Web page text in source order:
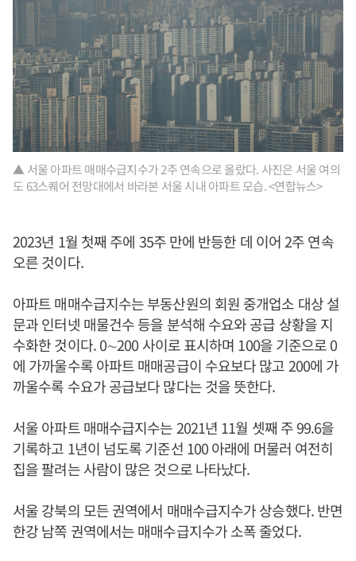
▲ 서울 아파트 매매수급지수가 2주 연속으로 올랐다. 사진은 서울 여의
도 63스퀘어 전망대에서 바라본 서울 시내 아파트 모습. <연합뉴스>
2023년 1월 첫째 주에 35주 만에 반등한 데 이어 2주 연속
오른 것이다.
아파트 매매수급지수는 부동산원의 회원 중개업소 대상 설
문과 인터넷 매물건수 등을 분석해 수요와 공급 상황을 지
수화한 것이다. 0∼200 사이로 표시하며 100을 기준으로 0
에 가까울수록 아파트 매매공급이 수요보다 많고 200에 가
까울수록 수요가 공급보다 많다는 것을 뜻한다.
서울 아파트 매매수급지수는 2021년 11월 셋째 주 99.6을
기록하고 1년이 넘도록 기준선 100 아래에 머물러 여전히
집을 팔려는 사람이 많은 것으로 나타났다.
서울 강북의 모든 권역에서 매매수급지수가 상승했다. 반면
한강 남쪽 권역에서는 매매수급지수가 소폭 줄었다.